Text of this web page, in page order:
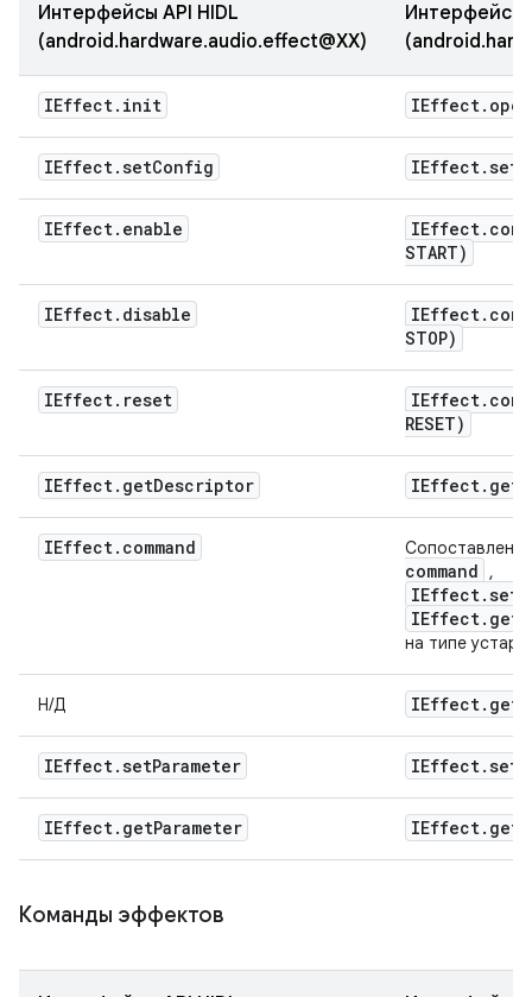
Интерфейсы API HIDL
(android.hardware.audio.effect@XX)
Интерфейсы
IEffect. init IEffect. open
IEffect.setConfig IEffect.set
IEffect. enable IEffect.
START)
IEffect. disable IEffect.
STOP)
IEffect. reset IEffect.
RESET)
IEffect. getDescriptor IEffect. get
IEffect. command
command ,
IEffect.set
IEffect. get
на типе
Н/Д IEffect. get
IEffect.setParameter IEffect.set
IEffect. getParameter IEffect. get
Команды эффектов